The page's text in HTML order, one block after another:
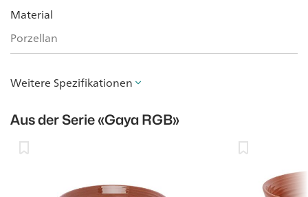
Material
Porzellan
Weitere Spezifikationen
Aus der Serie«Gaya RGB»